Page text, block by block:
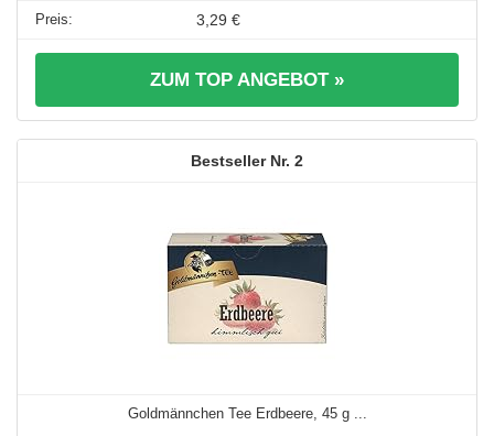
3,29 €
ZUM TOP ANGEBOT »
2
Goldmännchen Tee Erdbeere, 45 g ...